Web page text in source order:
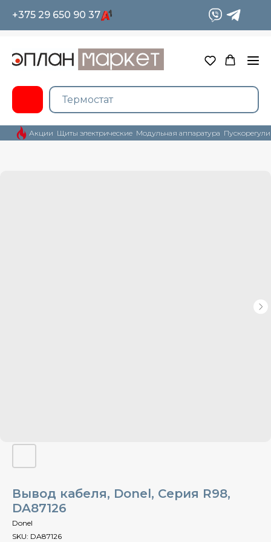
+375 29 650 90 37
Акции Щиты электрические Модульная аппаратура
Вывод кабеля, Donel, Cерия R98,
DA87126
Donel
SKU: DA87126